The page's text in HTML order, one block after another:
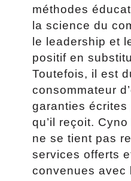
méthodes
la science du
le leadership et
positif en
Toutefois, il est
consommateur
garanties
qu’il reçoit.
ne se tient pas
services offerts
convenues avec